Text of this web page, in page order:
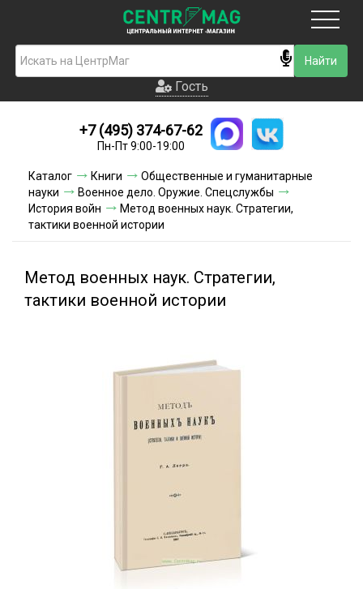
Гость
Новинки
Условия доставки
Условия оплаты
Акции и скидки
Гость
+7 (495) 374-67-62
Пн-Пт 9:00-19:00
Каталог Книги
Общественные и гуманитарные
науки
Военное дело. Оружие. Спецслужбы
История войн
Метод военных наук. Стратегии,
тактики военной истории
Метод военных наук. Стратегии,
тактики военной истории